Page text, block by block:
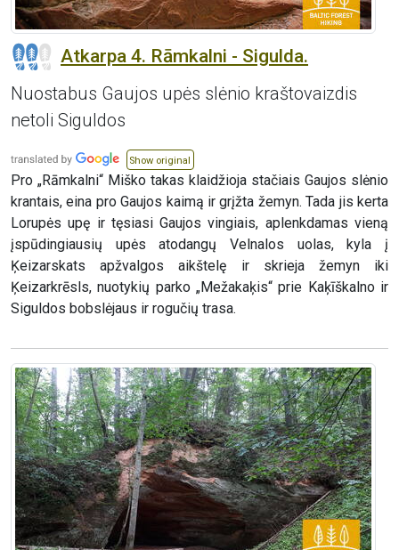
Atkarpa 4. Rāmkalni - Sigulda.
Nuostabus Gaujos upės slėnio kraštovaizdis
netoli Siguldos
Show original
Pro „Rāmkalni“ Miško takas klaidžioja stačiais Gaujos slėnio
krantais, eina pro Gaujos kaimą ir grįžta žemyn. Tada jis kerta
Lorupės upę ir tęsiasi Gaujos vingiais, aplenkdamas vieną
įspūdingiausių upės atodangų Velnalos uolas, kyla į
Ķeizarskats apžvalgos aikštelę ir skrieja žemyn iki
Ķeizarkrēsls, nuotykių parko „Mežakaķis“ prie Kaķīškalno ir
Siguldos bobslėjaus ir rogučių trasa.